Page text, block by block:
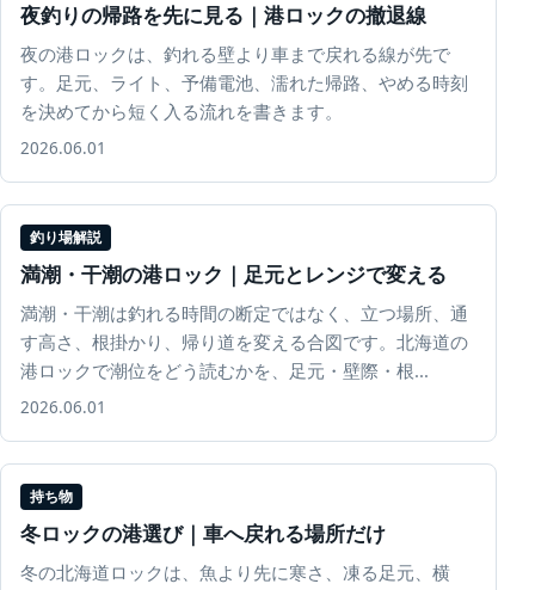
夜釣りの帰路を先に見る｜港ロックの撤退線
夜の港ロックは、釣れる壁より車まで戻れる線が先で
す。足元、ライト、予備電池、濡れた帰路、やめる時刻
を決めてから短く入る流れを書きます。
2026.06.01
釣り場解説
満潮・干潮の港ロック｜足元とレンジで変える
満潮・干潮は釣れる時間の断定ではなく、立つ場所、通
す高さ、根掛かり、帰り道を変える合図です。北海道の
港ロックで潮位をどう読むかを、足元・壁際・根...
2026.06.01
持ち物
冬ロックの港選び｜車へ戻れる場所だけ
冬の北海道ロックは、魚より先に寒さ、凍る足元、横